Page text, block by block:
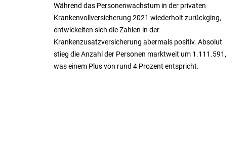
Während das Personenwachstum in der privaten
Krankenvollversicherung 2021 wiederholt zurückging,
entwickelten sich die Zahlen in der
Krankenzusatzversicherung abermals positiv. Absolut
stieg die Anzahl der Personen marktweit um 1.111.591,
was einem Plus von rund 4 Prozent entspricht.